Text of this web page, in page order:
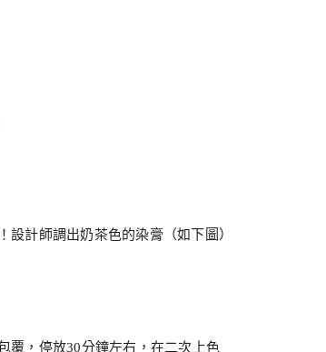
設計師調出奶茶色的染膏（如下圖）
覆，停放30分鐘左右，在二次上色